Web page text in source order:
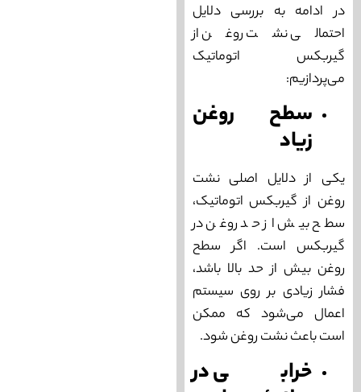
در ادامه به بررسی دلایل
احتمالی نشت روغن از
گیربکس اتوماتیک
می‌‌پردازیم:
سطح روغن
زیاد
یکی از دلایل اصلی نشت
روغن از گیربکس اتوماتیک،
سطح بیش از حد روغن در
گیربکس است. اگر سطح
روغن بیش از حد بالا باشد،
فشار زیادی بر روی سیستم
اعمال می‌شود که ممکن
است باعث نشت روغن شود.
خرابی در